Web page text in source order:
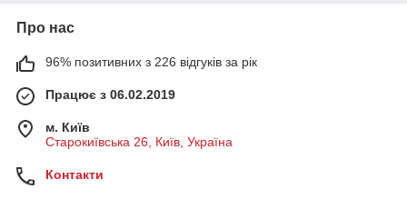
Про нас
96% позитивних з 226 відгуків за рік
Працює з 06.02.2019
м. Київ
Старокиївська 26, Київ, Україна
Контакти